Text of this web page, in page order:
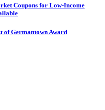
Coupons for Low-Income
of Germantown Award